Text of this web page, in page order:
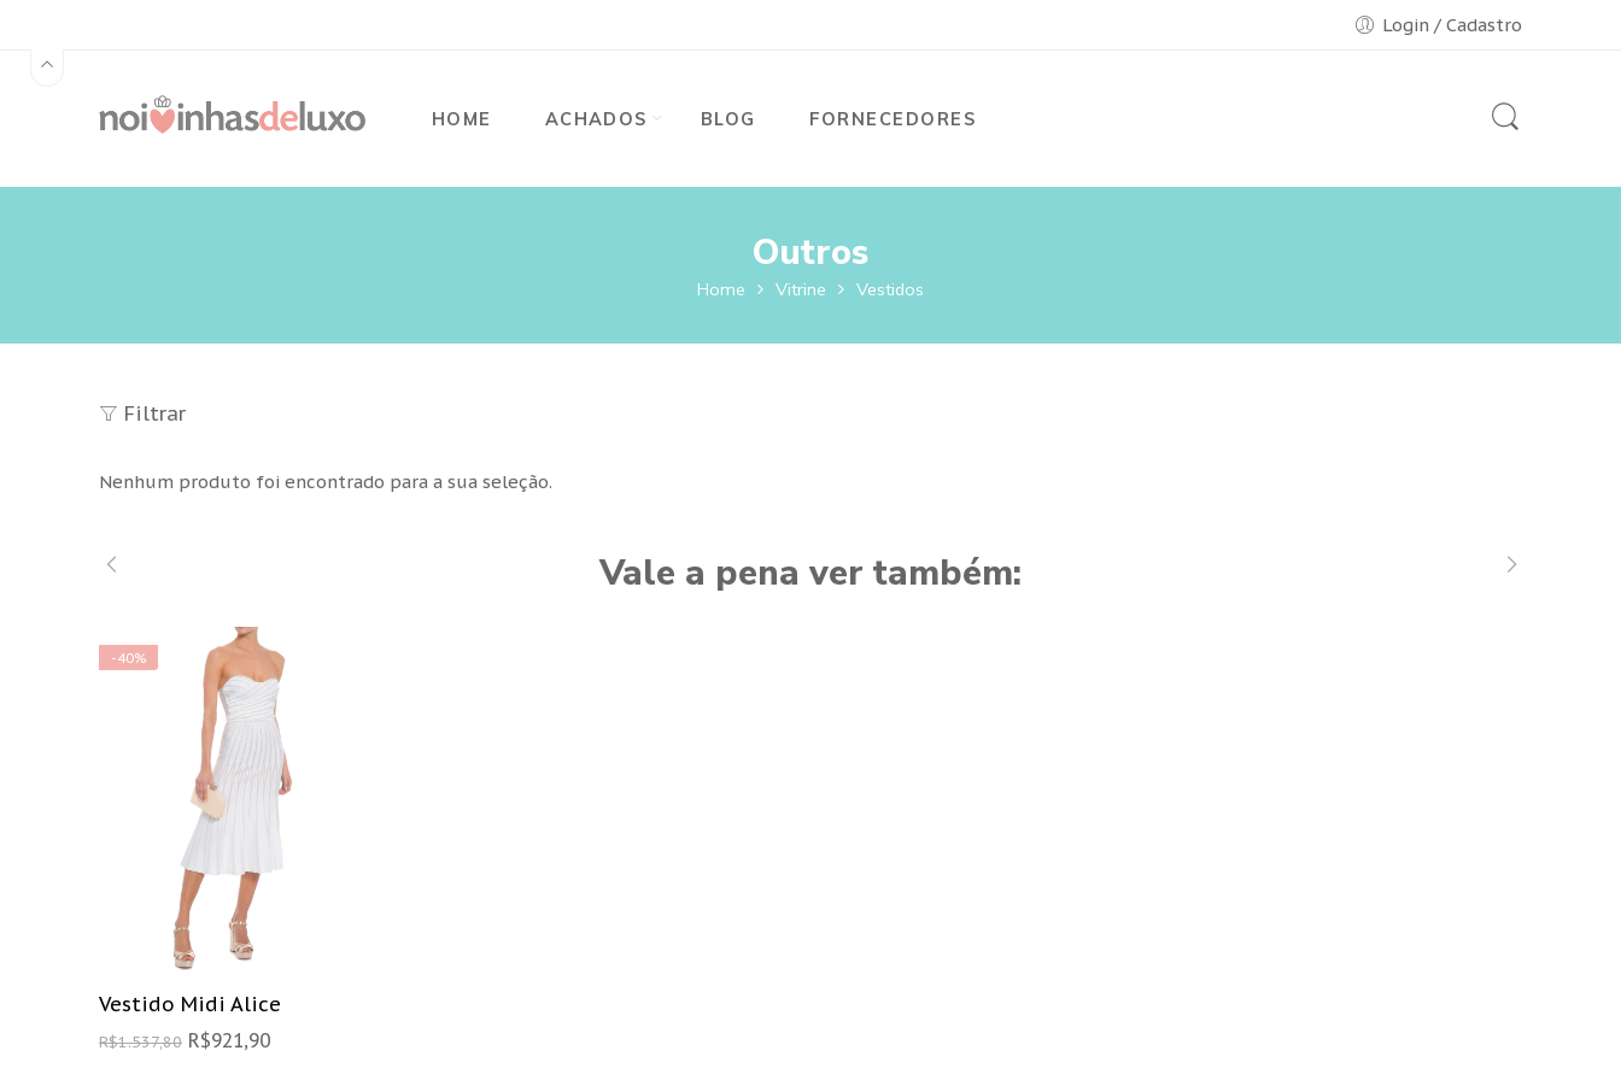
Login / Cadastro
HOME ACHADOS BLOG FORNECEDORES
Outros
Home Vitrine Vestidos
Filtrar
Nenhum produto foi encontrado para a sua seleção.
Vale a pena ver também:
-40%
Vestido Midi Alice
R$1.537,80 R$921,90